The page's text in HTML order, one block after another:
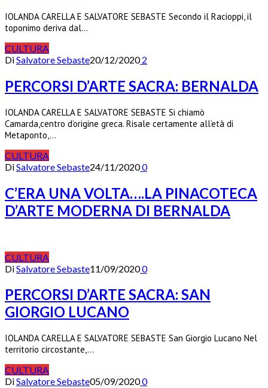
IOLANDA CARELLA E SALVATORE SEBASTE Secondo il Racioppi, il
toponimo deriva dal…
CULTURA
DiSalvatore Sebaste20/12/20202
PERCORSI D’ARTE SACRA: BERNALDA
IOLANDA CARELLA E SALVATORE SEBASTE Si chiamò
Camarda,centro d’origine greca. Risale certamente all’età di
Metaponto,…
CULTURA
DiSalvatore Sebaste24/11/20200
C’ERA UNA VOLTA….LA PINACOTECA
D’ARTE MODERNA DI BERNALDA
CULTURA
DiSalvatore Sebaste11/09/20200
PERCORSI D’ARTE SACRA: SAN
GIORGIO LUCANO
IOLANDA CARELLA E SALVATORE SEBASTE San Giorgio Lucano Nel
territorio circostante,…
CULTURA
DiSalvatore Sebaste05/09/20200